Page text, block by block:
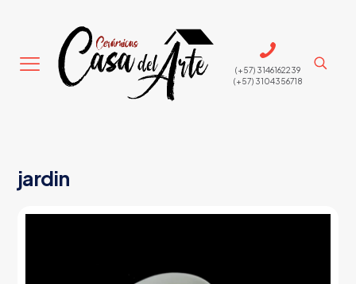
(+57) 3146162239
(+57) 3104356718
jardin